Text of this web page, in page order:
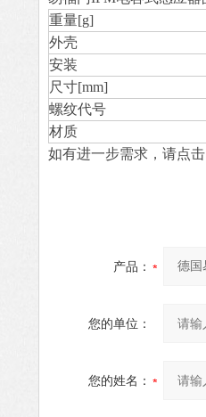
重量[g]
外壳
安装
尺寸[mm]
螺纹代号
材质
如有进一步需求，请点
产品：
您的单位：
您的姓名：